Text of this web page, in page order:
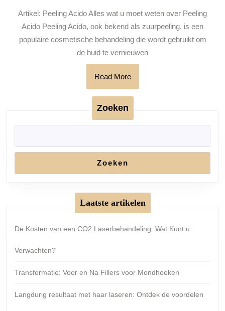
Verjong
uw
huid
met
Artikel: Peeling Acido Alles wat u moet weten over Peeling
Acido Peeling Acido, ook bekend als zuurpeeling, is een
populaire cosmetische behandeling die wordt gebruikt om
de huid te vernieuwen
Read MoreRead
More
Zoeken
Zoeken
Laatste artikelen
De Kosten van een CO2 Laserbehandeling: Wat Kunt u
Verwachten?
Transformatie: Voor en Na Fillers voor Mondhoeken
Langdurig resultaat met haar laseren: Ontdek de voordelen